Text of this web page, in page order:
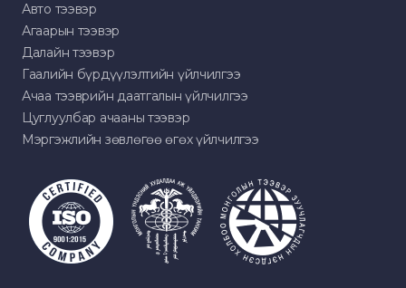
Авто тээвэр
Агаарын тээвэр
Далайн тээвэр
Гаалийн бүрдүүлэлтийн үйлчилгээ
Ачаа тээврийн даатгалын үйлчилгээ
Цуглуулбар ачааны тээвэр
Мэргэжлийн зөвлөгөө өгөх үйлчилгээ